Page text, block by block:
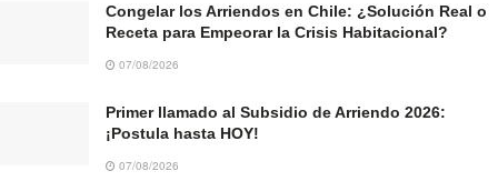
Congelar los Arriendos en Chile: ¿Solución Real o
Receta para Empeorar la Crisis Habitacional?
07/08/2026
Primer llamado al Subsidio de Arriendo 2026:
¡Postula hasta HOY!
07/08/2026